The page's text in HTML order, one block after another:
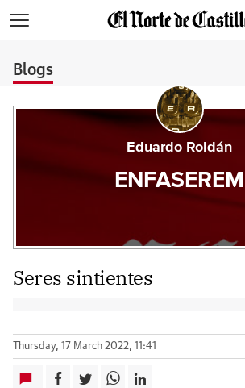
Blogs
Eduardo Roldán
ENFASEREM
Seres sintientes
Thursday, 17 March 2022, 11:41